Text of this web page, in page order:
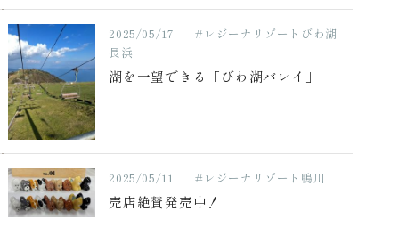
2025/05/17
#レジーナリゾートびわ湖
長浜
湖を一望できる「びわ湖バレイ」
2025/05/11 #レジーナリゾート鴨川
売店絶賛発売中！